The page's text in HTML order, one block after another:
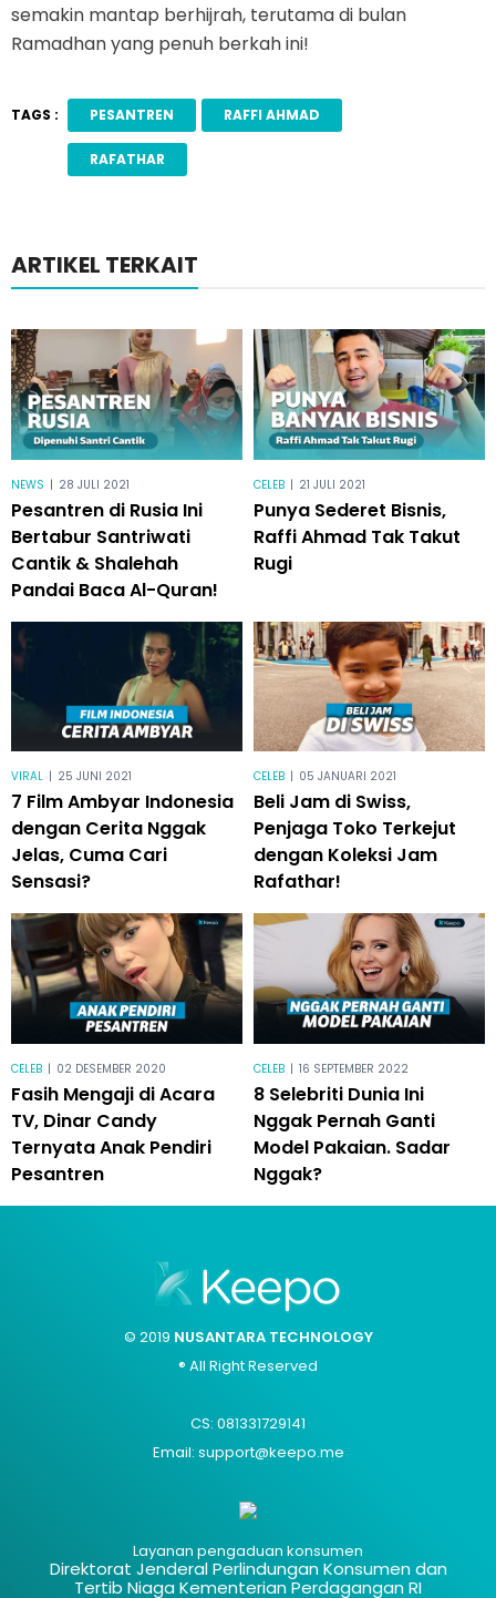
semakin mantap berhijrah, terutama di bulan
Ramadhan yang penuh berkah ini!
TAGS : PESANTREN RAFFI AHMAD
RAFATHAR
ARTIKEL TERKAIT
NEWS | 28 JULI 2021
Pesantren di Rusia Ini
Bertabur Santriwati
Cantik & Shalehah
Pandai Baca Al-Quran!
CELEB | 21 JULI 2021
Punya Sederet Bisnis,
Raffi Ahmad Tak Takut
Rugi
VIRAL | 25 JUNI 2021
7 Film Ambyar Indonesia
dengan Cerita Nggak
Jelas, Cuma Cari
Sensasi?
CELEB | 05 JANUARI 2021
Beli Jam di Swiss,
Penjaga Toko Terkejut
dengan Koleksi Jam
Rafathar!
CELEB | 02 DESEMBER 2020
Fasih Mengaji di Acara
TV, Dinar Candy
Ternyata Anak Pendiri
Pesantren
CELEB | 16 SEPTEMBER 2022
8 Selebriti Dunia Ini
Nggak Pernah Ganti
Model Pakaian. Sadar
Nggak?
© 2019 NUSANTARA TECHNOLOGY
® All Right Reserved
CS: 081331729141
Email: support@keepo.me
Layanan pengaduan konsumen
Direktorat Jenderal Perlindungan Konsumen dan
Tertib Niaga Kementerian Perdagangan RI